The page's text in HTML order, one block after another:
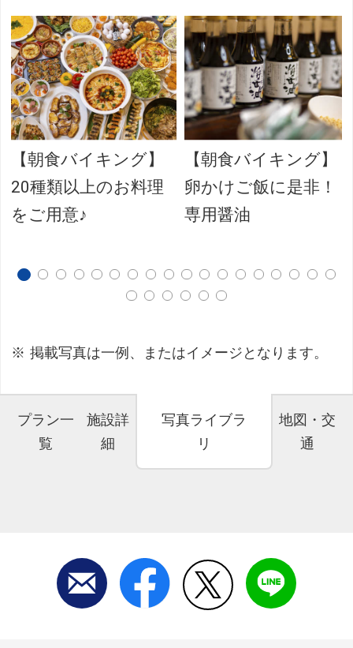
【朝食バイキング】
20種類以上のお料理
をご用意♪
【朝食バイキング】
卵かけご飯に是非！
専用醤油
掲載写真は一例、またはイメージとなります。
プラン一
覧
施設詳
細
写真ライブラ
リ
地図・交
通